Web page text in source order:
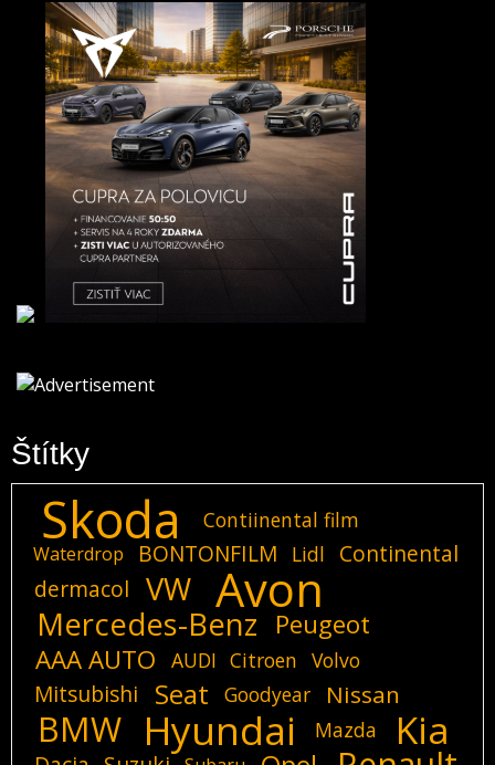
Štítky
Skoda Contiinental film
Waterdrop BONTONFILM Lidl
Continental
dermacol
VW Avon
Mercedes-Benz
Peugeot
AAA AUTO
AUDI Citroen Volvo
Mitsubishi Seat Goodyear Nissan
BMW Hyundai Mazda Kia